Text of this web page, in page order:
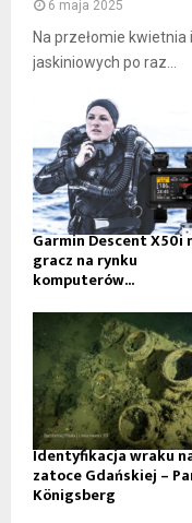
6 maja 2025
Na przełomie
jaskiniowych po raz...
Garmin Descent X50i
gracz na rynku
komputerów...
Identyfikacja wraku
zatoce Gdańskiej –
Königsberg